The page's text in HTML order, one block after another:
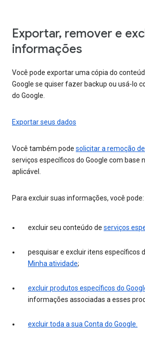
Exportar, remover e
informações
Você pode exportar uma cópia do
Google se quiser fazer backup ou usá-lo
do Google.
Exportar seus dados
Você também pode solicitar a remoção
serviços específicos do Google com base
aplicável.
Para excluir suas informações, você pode:
excluir seu conteúdo de serviços
pesquisar e excluir itens específicos
Minha atividade;
excluir produtos específicos do
informações associadas a esses
excluir toda a sua Conta do Google.